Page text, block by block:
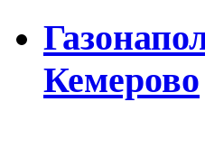
Кемерово